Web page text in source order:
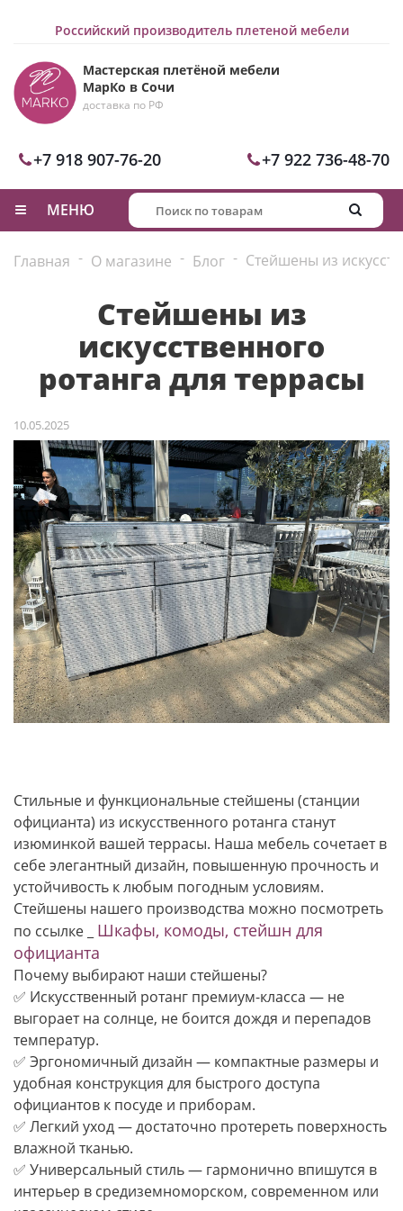
Российский производитель плетеной мебели
Мастерская плетёной мебели
МарКо в Сочи
доставка по РФ
+7 918 907-76-20 +7 922 736-48-70
МЕНЮ
Главная - О магазине - Блог - Стейшены из
Стейшены из
искусственного
ротанга для террасы
10.05.2025
Стильные и функциональные стейшены (станции
официанта) из искусственного ротанга станут
изюминкой вашей террасы. Наша мебель сочетает в
себе элегантный дизайн, повышенную прочность и
устойчивость к любым погодным условиям.
Стейшены нашего производства можно посмотреть
по ссылке _ Шкафы, комоды, стейшн для
официанта
Почему выбирают наши стейшены?
✅ Искусственный ротанг премиум-класса — не
выгорает на солнце, не боится дождя и перепадов
температур.
✅ Эргономичный дизайн — компактные размеры и
удобная конструкция для быстрого доступа
официантов к посуде и приборам.
✅ Легкий уход — достаточно протереть поверхность
влажной тканью.
✅ Универсальный стиль — гармонично впишутся в
интерьер в средиземноморском, современном или